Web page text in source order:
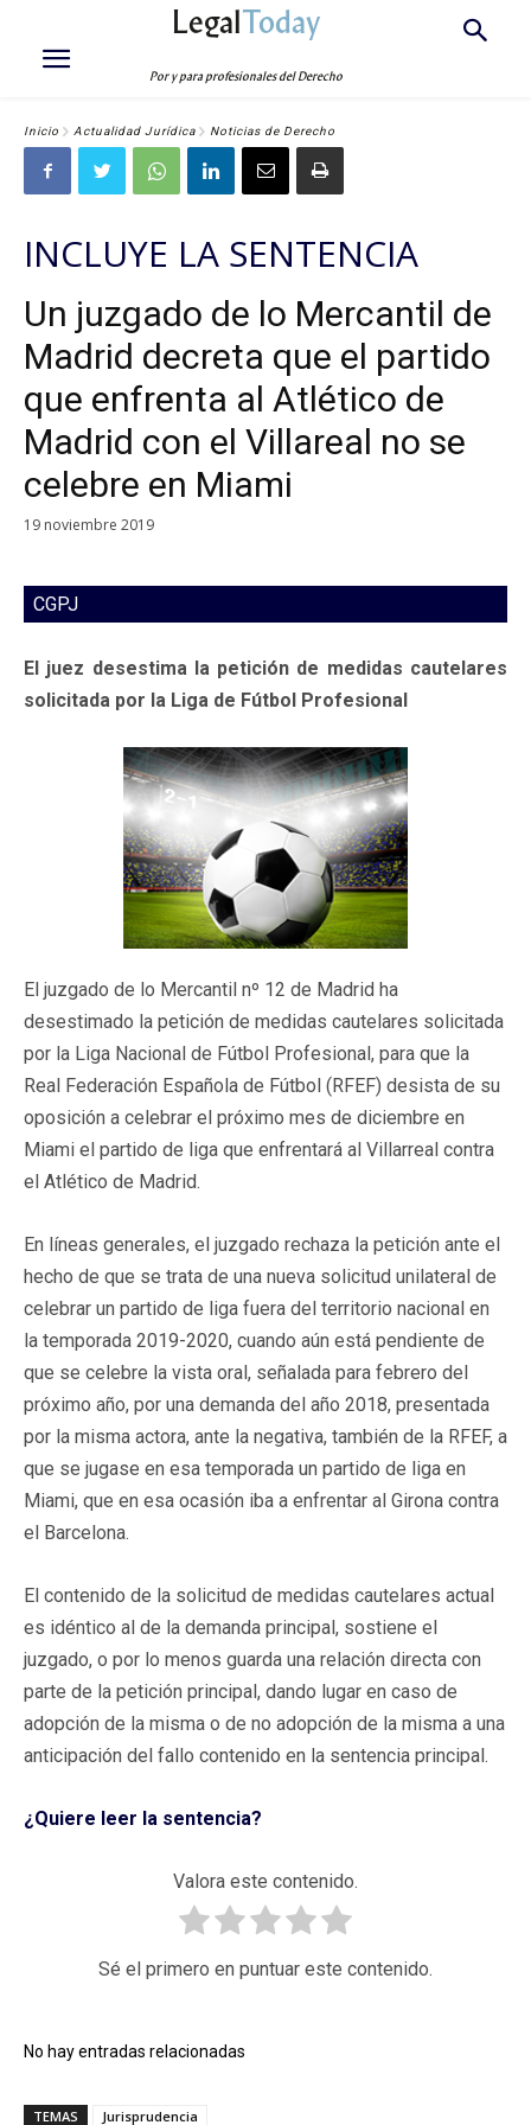
LegalToday
Por y para profesionales del Derecho
Inicio Actualidad Jurídica Noticias de Derecho
INCLUYE LA SENTENCIA
Un juzgado de lo Mercantil de
Madrid decreta que el partido
que enfrenta al Atlético de
Madrid con el Villareal no se
celebre en Miami
19 noviembre 2019
CGPJ
El juez desestima la petición de medidas cautelares
solicitada por la Liga de Fútbol Profesional
El juzgado de lo Mercantil nº 12 de Madrid ha
desestimado la petición de medidas cautelares solicitada
por la Liga Nacional de Fútbol Profesional, para que la
Real Federación Española de Fútbol (RFEF) desista de su
oposición a celebrar el próximo mes de diciembre en
Miami el partido de liga que enfrentará al Villarreal contra
el Atlético de Madrid.
En líneas generales, el juzgado rechaza la petición ante el
hecho de que se trata de una nueva solicitud unilateral de
celebrar un partido de liga fuera del territorio nacional en
la temporada 2019-2020, cuando aún está pendiente de
que se celebre la vista oral, señalada para febrero del
próximo año, por una demanda del año 2018, presentada
por la misma actora, ante la negativa, también de la RFEF, a
que se jugase en esa temporada un partido de liga en
Miami, que en esa ocasión iba a enfrentar al Girona contra
el Barcelona.
El contenido de la solicitud de medidas cautelares actual
es idéntico al de la demanda principal, sostiene el
juzgado, o por lo menos guarda una relación directa con
parte de la petición principal, dando lugar en caso de
adopción de la misma o de no adopción de la misma a una
anticipación del fallo contenido en la sentencia principal.
¿Quiere leer la sentencia?
Valora este contenido.
Sé el primero en puntuar este contenido.
No hay entradas relacionadas
TEMAS Jurisprudencia